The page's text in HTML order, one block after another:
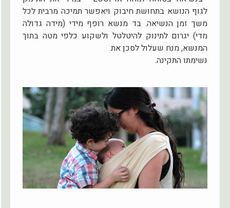
לגוף הנושא בתחושת חיבוק ויאפשר תמיכה מרבית לכל
משך זמן הנשיאה. בד מנשא רופף מידי (מידה גדולה
מדי) יגרום לתינוק להיטלטל ולשקוע כלפי מטה בתוך
המנשא, מנח שעלול לסכן את
נשימתו התקינה.